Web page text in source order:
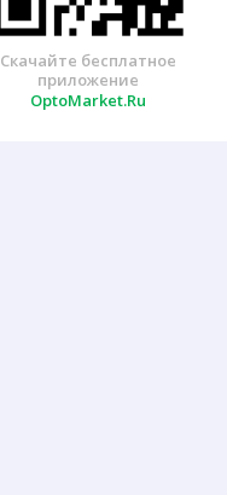
Скачайте бесплатное
приложение
OptoMarket.Ru